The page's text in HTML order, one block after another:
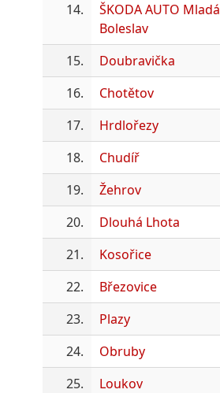
14.
ŠKODA AUTO Mladá
Boleslav
15. Doubravička
16.
Chotětov
17.
Hrdlořezy
18.
Chudíř
19.
Žehrov
20.
Dlouhá Lhota
21.
Kosořice
22.
Březovice
23.
Plazy
24.
Obruby
25.
Loukov